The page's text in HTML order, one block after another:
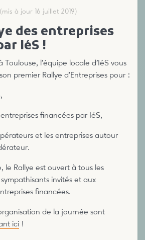
(mis à jour 16 juillet 2019)
des entreprises
IéS !
Toulouse, l’équipe locale d’IéS vous
premier Rallye d’Entreprises pour :
financées par IéS,
et les entreprises autour
le Rallye est ouvert à tous les
invités et aux
financées.
de la journée sont
ici !